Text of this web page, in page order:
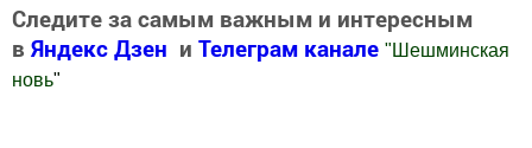
Следите за самым важным и интересным
в Яндекс Дзен и Телеграм канале " Шешминская
новь"